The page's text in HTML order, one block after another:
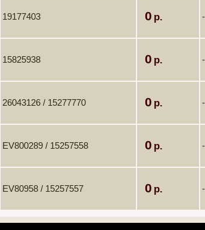
19177403 0 -
15825938 0 -
26043126 / 15277770 0 -
EV800289 / 15257558 0 -
EV80958 / 15257557 0 -